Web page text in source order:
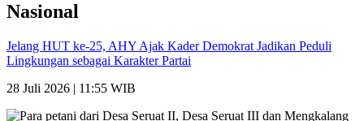
Nasional
Jelang HUT ke-25, AHY Ajak Kader Demokrat Jadikan Peduli
Lingkungan sebagai Karakter Partai
28 Juli 2026 | 11:55 WIB